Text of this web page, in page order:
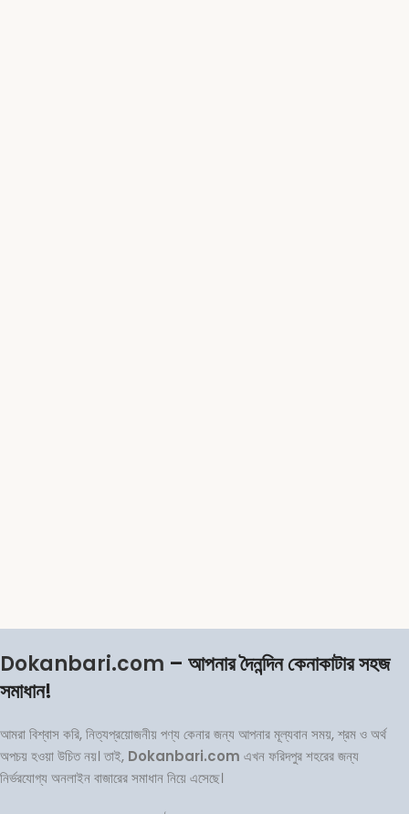
Dokanbari.com – আপনার দৈনন্দিন কেনাকাটার সহজ
সমাধান!
আমরা বিশ্বাস করি, নিত্যপ্রয়োজনীয় পণ্য কেনার জন্য আপনার মূল্যবান সময়, শ্রম ও অর্থ
অপচয় হওয়া উচিত নয়। তাই, Dokanbari.com এখন ফরিদপুর শহরের জন্য
নির্ভরযোগ্য অনলাইন বাজারের সমাধান নিয়ে এসেছে।